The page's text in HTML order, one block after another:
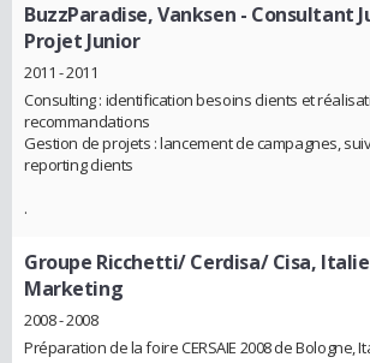
BuzzParadise, Vanksen - Consultant
Projet Junior
2011 - 2011
Consulting : identification besoins clients et
recommandations
Gestion de projets : lancement de campagnes,
reporting clients
.
Groupe Ricchetti/ Cerdisa/ Cisa, Italie
Marketing
2008 - 2008
Préparation de la foire CERSAIE 2008 de Bologne,